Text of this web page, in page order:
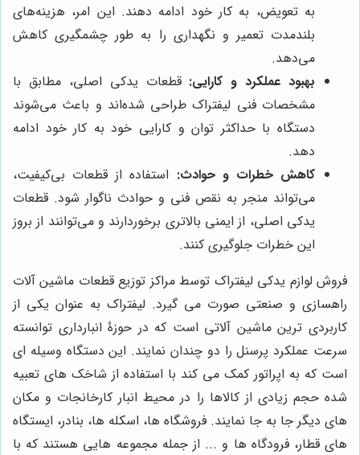
به تعویض، به کار خود ادامه دهند. این امر، هزینه‌های
بلندمدت تعمیر و نگهداری را به طور چشمگیری کاهش
می‌دهد.
بهبود عملکرد و کارایی: قطعات یدکی اصلی، مطابق با
مشخصات فنی لیفتراک طراحی شده‌اند و باعث می‌شوند
دستگاه با حداکثر توان و کارایی خود به کار خود ادامه
دهد.
کاهش خطرات و حوادث: استفاده از قطعات بی‌کیفیت،
می‌تواند منجر به نقص فنی و حوادث ناگوار شود. قطعات
یدکی اصلی، از ایمنی بالاتری برخوردارند و می‌توانند از بروز
این خطرات جلوگیری کنند.
فروش لوازم یدکی لیفتراک توسط مراکز توزیع قطعات ماشین آلات
راهسازی و صنعتی صورت می گیرد. لیفتراک به عنوان یکی از
کاربردی ترین ماشین آلاتی است که در حوزۀ انبارداری توانسته
سرعت عملکرد پرسنل را دو چندان نمایند. این دستگاه وسیله ای
است که به اپراتور کمک می کند با استفاده از شاخک های تعبیه
شده حجم زیادی از کالاها را در محیط انبار کارخانجات و مکان
های دیگر جا به جا نمایند. فروشگاه ها، اسکله ها، بنادر، ایستگاه
های قطار، فرودگاه ها و ... از جمله مجموعه هایی هستند که با